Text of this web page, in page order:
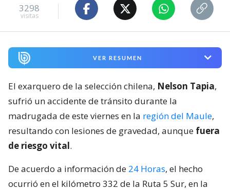
3298
visitas
VER RESUMEN
El exarquero de la selección chilena, Nelson Tapia,
sufrió un accidente de tránsito durante la
madrugada de este viernes en la región del Maule,
resultando con lesiones de gravedad, aunque fuera
de riesgo vital.
De acuerdo a información de 24 Horas, el hecho
ocurrió en el kilómetro 332 de la Ruta 5 Sur, en la